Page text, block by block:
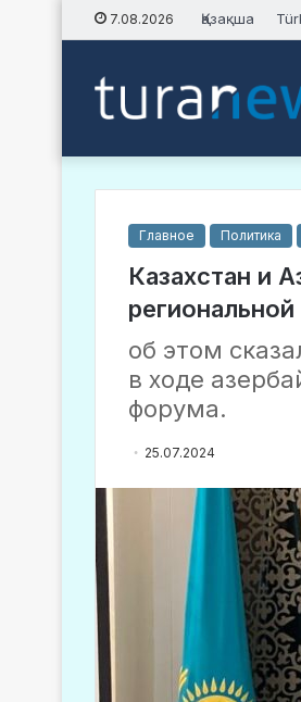
7.08.2026 Қазақша
Главное Политика
Казахстан и
об этом
в ходе
форума.
25.07.2024